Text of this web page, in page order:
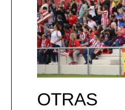
OTRAS